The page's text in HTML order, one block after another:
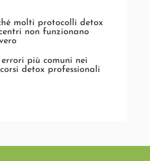
molti protocolli detox
non funzionano
più comuni nei
detox professionali